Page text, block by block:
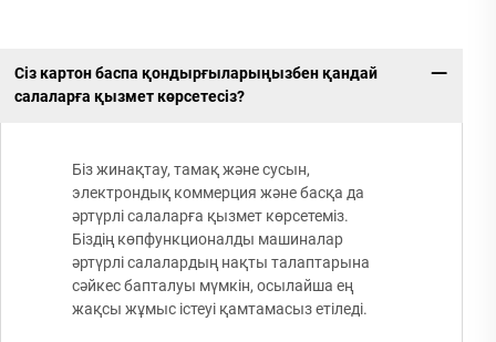
Сіз картон баспа қондырғыларыңызбен қандай
салаларға қызмет көрсетесіз?
Біз жинақтау, тамақ және сусын,
электрондық коммерция және басқа да
әртүрлі салаларға қызмет көрсетеміз.
Біздің көпфункционалды машиналар
әртүрлі салалардың нақты талаптарына
сәйкес бапталуы мүмкін, осылайша ең
жақсы жұмыс істеуі қамтамасыз етіледі.